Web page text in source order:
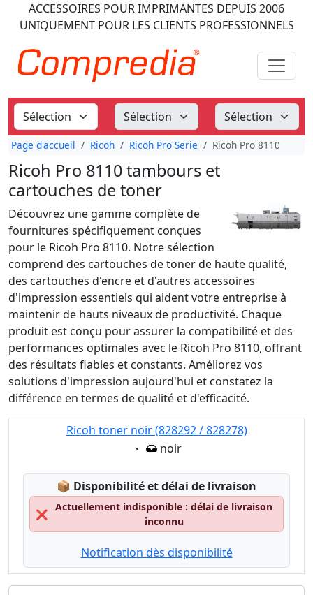
ACCESSOIRES POUR IMPRIMANTES DEPUIS 2006
UNIQUEMENT POUR LES CLIENTS PROFESSIONNELS
Page d'accueil Ricoh Ricoh Pro Serie Ricoh Pro 8110
Ricoh Pro 8110 tambours et
cartouches de toner
Découvrez une gamme complète de
fournitures spécifiquement conçues
pour le Ricoh Pro 8110. Notre sélection
comprend des cartouches de toner de haute qualité,
des cartouches d'encre et d'autres accessoires
d'impression essentiels qui aident votre entreprise à
maintenir de hauts niveaux de productivité. Chaque
produit est conçu pour assurer la compatibilité et des
performances optimales avec le Ricoh Pro 8110, offrant
des résultats fiables et constants. Améliorez vos
solutions d'impression aujourd'hui et constatez la
différence en termes de qualité et d'efficacité.
Ricoh toner noir (828292 / 828278)
Eigenschaft:
noir
📦 Lagerstatus:
Disponibilité et délai de livraison
❌
Actuellement indisponible : délai de livraison
inconnu
Notification dès disponibilité